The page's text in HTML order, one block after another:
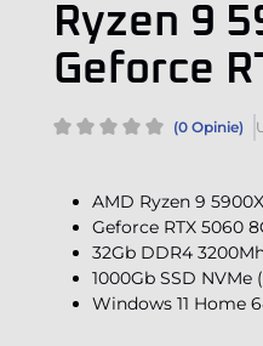
Ryzen 9
Geforce
(0 Opinie)
AMD Ryzen 9
Geforce RTX 5060
32Gb DDR4
1000Gb SSD NVMe
Windows 11 Home